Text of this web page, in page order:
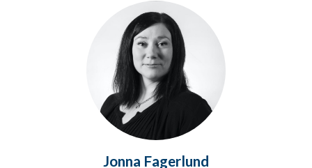
Jonna Fagerlund